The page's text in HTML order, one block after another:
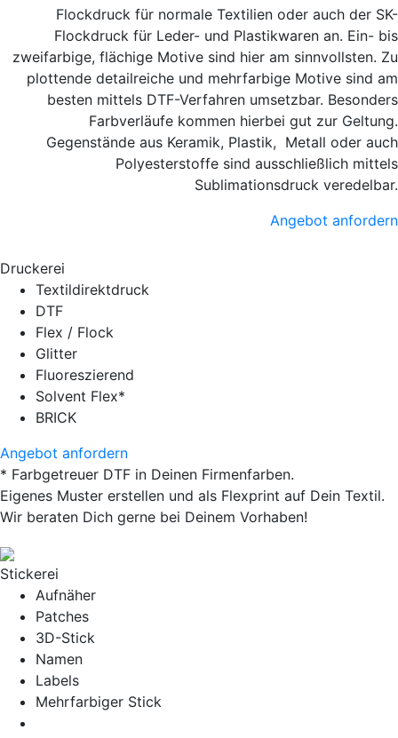
Flockdruck für normale Textilien oder auch der SK-
Flockdruck für Leder- und Plastikwaren an. Ein- bis
zweifarbige, flächige Motive sind hier am sinnvollsten. Zu
plottende detailreiche und mehrfarbige Motive sind am
besten mittels DTF-Verfahren umsetzbar. Besonders
Farbverläufe kommen hierbei gut zur Geltung.
Gegenstände aus Keramik, Plastik, Metall oder auch
Polyesterstoffe sind ausschließlich mittels
Sublimationsdruck veredelbar.
Angebot anfordern
Druckerei
Textildirektdruck
DTF
Flex / Flock
Glitter
Fluoreszierend
Solvent Flex*
BRICK
Angebot anfordern
* Farbgetreuer DTF in Deinen Firmenfarben.
Eigenes Muster erstellen und als Flexprint auf Dein Textil.
Wir beraten Dich gerne bei Deinem Vorhaben!
Stickerei
Aufnäher
Patches
3D-Stick
Namen
Labels
Mehrfarbiger Stick